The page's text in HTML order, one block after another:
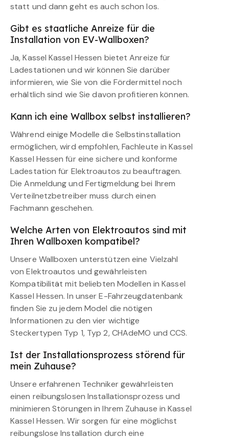
statt und dann geht es auch schon los.
Gibt es staatliche Anreize für die
Installation von EV-Wallboxen?
Ja, Kassel Kassel Hessen bietet Anreize für
Ladestationen und wir können Sie darüber
informieren, wie Sie von die Fördermittel noch
erhältlich sind wie Sie davon profitieren können.
Kann ich eine Wallbox selbst installieren?
Während einige Modelle die Selbstinstallation
ermöglichen, wird empfohlen, Fachleute in Kassel
Kassel Hessen für eine sichere und konforme
Ladestation für Elektroautos zu beauftragen.
Die Anmeldung und Fertigmeldung bei Ihrem
Verteilnetzbetreiber muss durch einen
Fachmann geschehen.
Welche Arten von Elektroautos sind mit
Ihren Wallboxen kompatibel?
Unsere Wallboxen unterstützen eine Vielzahl
von Elektroautos und gewährleisten
Kompatibilität mit beliebten Modellen in Kassel
Kassel Hessen. In unser E-Fahrzeugdatenbank
finden Sie zu jedem Model die nötigen
Informationen zu den vier wichtige
Steckertypen Typ 1, Typ 2, CHAdeMO und CCS.
Ist der Installationsprozess störend für
mein Zuhause?
Unsere erfahrenen Techniker gewährleisten
einen reibungslosen Installationsprozess und
minimieren Störungen in Ihrem Zuhause in Kassel
Kassel Hessen. Wir sorgen für eine möglichst
reibungslose Installation durch eine